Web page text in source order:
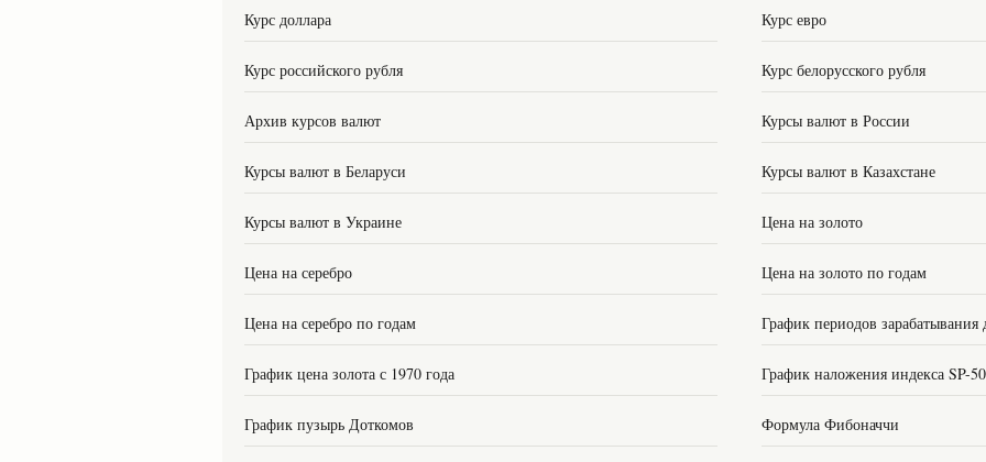
Курс доллара Курс евро
Курс российского рубля Курс белорусского рубля
Архив курсов валют Курсы валют в России
Курсы валют в Беларуси Курсы валют в Казахстане
Курсы валют в Украине Цена на золото
Цена на серебро Цена на золото по годам
Цена на серебро по годам График периодов зарабатывания
График цена золота с 1970 года График наложения индекса SP-
График пузырь Доткомов Формула Фибоначчи